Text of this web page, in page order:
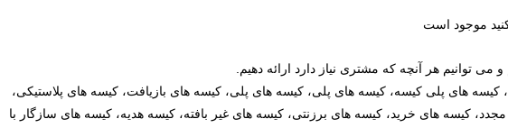
موجود است
می توانیم هر آنچه که مشتری نیاز دارد ارائه دهیم.
کیسه های پلی کیسه، کیسه های پلی، کیسه های پلی، کیسه های بازیافت، کیسه های پلاستیکی،
کیسه های خرید، کیسه های برزنتی، کیسه های غیر بافته، کیسه هدیه، کیسه های سازگار با